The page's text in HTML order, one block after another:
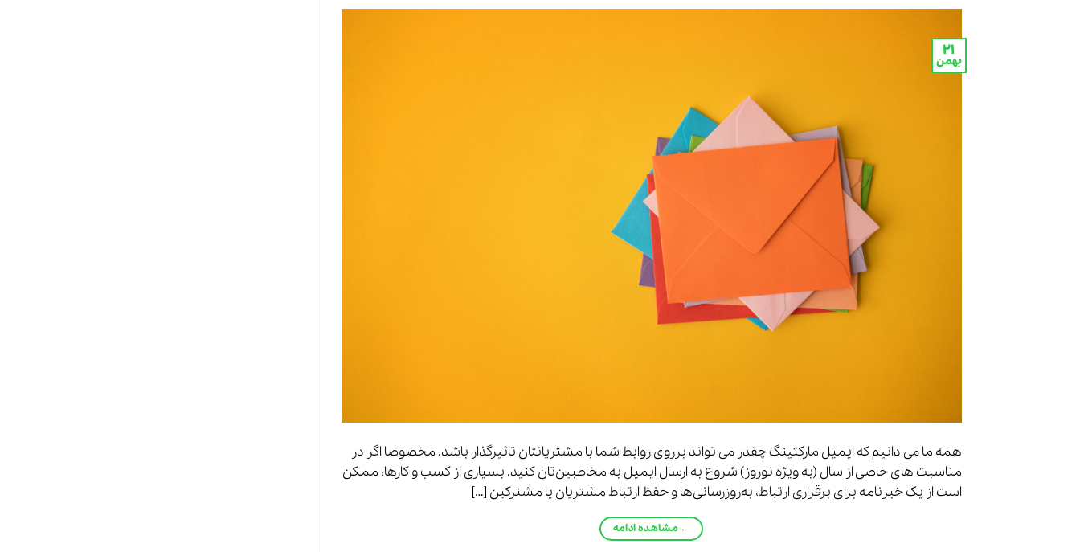
۲۱
بهمن
همه ما می دانیم که ایمیل مارکتینگ چقدر می تواند برروی روابط شما با مشتریانتان تاثیرگذار باشد. مخصوصا اگر در
مناسبت های خاصی از سال (به ویژه نوروز) شروع به ارسال ایمیل به مخاطبین‌تان کنید. بسیاری از کسب و کارها، ممکن
است از یک خبرنامه برای برقراری ارتباط، به‌روزرسانی‌ها و حفظ ارتباط مشتریان یا مشترکین […]
← مشاهده ادامه